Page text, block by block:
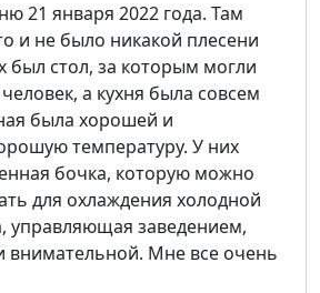
21 января 2022 года. Там
и не было никакой плесени
был стол, за которым могли
а кухня была совсем
была хорошей и
температуру. У них
бочка, которую можно
для охлаждения холодной
заведением,
внимательной. Мне все очень